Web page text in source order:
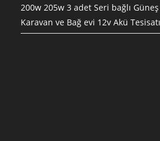
200w 205w 3 adet Seri bağlı
Karavan ve Bağ evi 12v Akü